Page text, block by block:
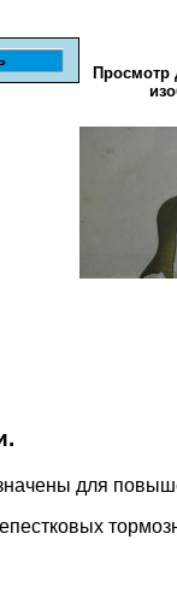
Просмотр
для